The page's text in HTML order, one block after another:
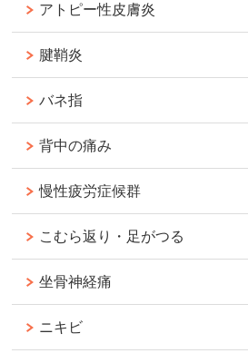
アトピー性皮膚炎
腱鞘炎
バネ指
背中の痛み
慢性疲労症候群
こむら返り・足がつる
坐骨神経痛
ニキビ